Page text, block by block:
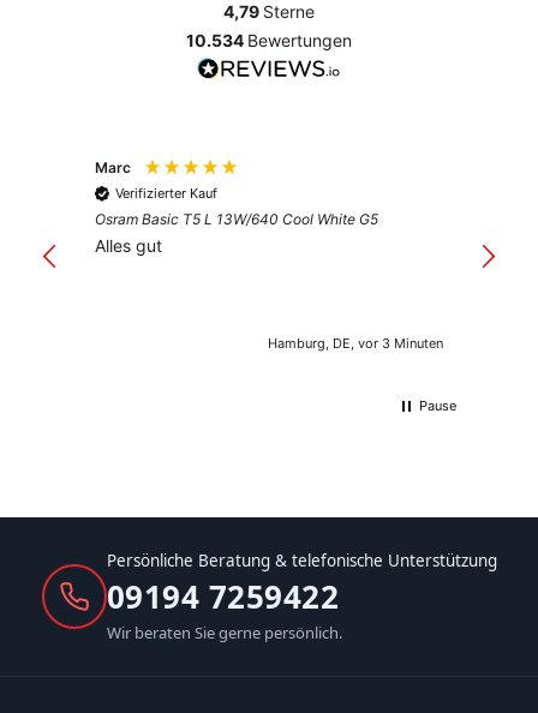
4,79 Sterne
10.534 Bewertungen
Marc
Verifizierter Kauf
Osram Basic T5 L 13W/640 Cool White G5
Alles gut
Hamburg, DE, vor 3 Minuten
Pause
Persönliche Beratung & telefonische Unterstützung
09194 7259422
Wir beraten Sie gerne persönlich.